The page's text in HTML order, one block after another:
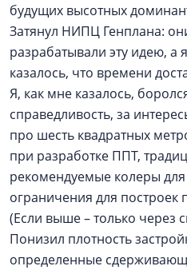
будущих высотных
Затянул НИПЦ Генплана:
разрабатывали эту идею, а
казалось, что времени
Я, как мне казалось,
справедливость, за
про шесть квадратных
при разработке ППТ,
рекомендуемые колеры для
ограничения для построек
(Если выше – только через
Понизил плотность
определенные